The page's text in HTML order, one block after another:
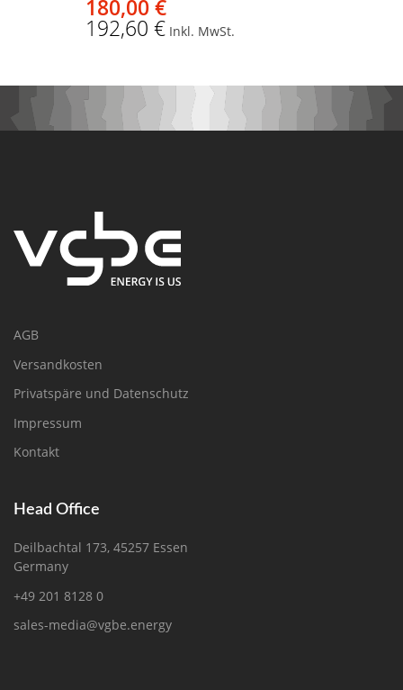
180,00 €
192,60 € Inkl. MwSt.
AGB
Versandkosten
Privatspäre und Datenschutz
Impressum
Kontakt
Head Office
Deilbachtal 173, 45257 Essen
Germany
+49 201 8128 0
sales-media@vgbe.energy